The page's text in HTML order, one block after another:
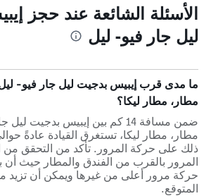
الأسئلة الشائعة عند حجز
ليل جار فيو- ليل
ما مدى قرب إيبيس بدجيت ليل جار فيو-
مطار، مطار ليكا؟
ضمن مسافة 14 كم بين إيبيس بدجيت
ذلك على حركة المرور. تأكد من التحقق من
المرور بالقرب من الفندق والمطار حيث
حركة مرور أعلى من غيرها ويمكن أن تزيد
المتوقع.